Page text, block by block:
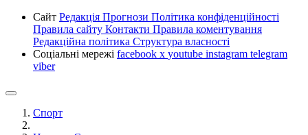
Сайт Редакція Прогнози Політика конфіденційності
Правила сайту Контакти Правила коментування
Редакційна політика Структура власності
Соціальні мережі facebook x youtube instagram telegram
viber
Спорт